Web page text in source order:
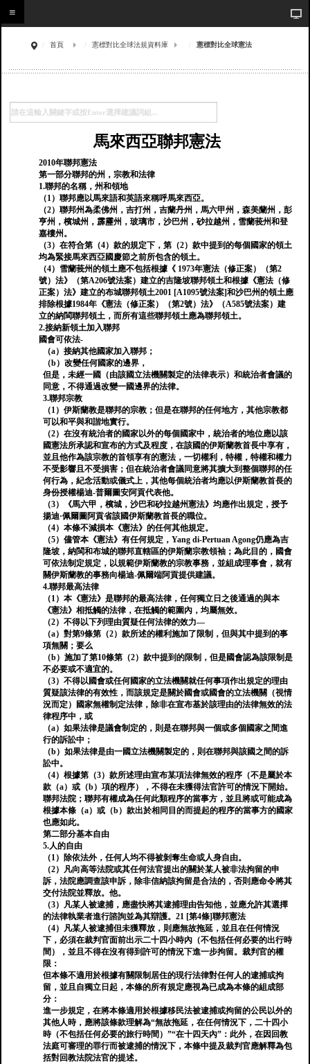
首頁 憲標對比全球法規資料庫 憲標對比全球憲法
馬來西亞聯邦憲法
2010年聯邦憲法
第一部分聯邦的州，宗教和法律
1.聯邦的名稱，州和領地
（1）聯邦應以馬來語和英語來稱呼馬來西亞。
（2）聯邦州為柔佛州，吉打州，吉蘭丹州，馬六甲州，森美蘭州，彭
亨州，檳城州，霹靂州，玻璃市，沙巴州，砂拉越州，雪蘭莪州和登
嘉樓州。
（3）在符合第（4）款的規定下，第（2）款中提到的每個國家的領土
均為緊接馬來西亞國慶節之前所包含的領土。
（4）雪蘭莪州的領土應不包括根據《 1973年憲法（修正案）（第2
號）法》（第A206號法案）建立的吉隆坡聯邦領土和根據《憲法（修
正案）法》建立的布城聯邦領土2001 [A1095號法案]和沙巴州的領土應
排除根據1984年《憲法（修正案）（第2號）法》（A585號法案）建
立的納閩聯邦領土，而所有這些聯邦領土應為聯邦領土。
2.接納新領土加入聯邦
國會可依法-
（a）接納其他國家加入聯邦；
（b）改變任何國家的邊界，
但是，未經一國（由該國立法機關製定的法律表示）和統治者會議的
同意，不得通過改變一國邊界的法律。
3.聯邦宗教
（1）伊斯蘭教是聯邦的宗教；但是在聯邦的任何地方，其他宗教都
可以和平與和諧地實行。
（2）在沒有統治者的國家以外的每個國家中，統治者的地位應以該
國憲法所承認和宣布的方式及程度，在該國的伊斯蘭教首長中享有，
並且他作為該宗教的首領享有的憲法，一切權利，特權，特權和權力
不受影響且不受損害；但在統治者會議同意將其擴大到整個聯邦的任
何行為，紀念活動或儀式上，其他每個統治者均應以伊斯蘭教首長的
身份授權楊迪-普爾圖安阿貢代表他。
（3）《馬六甲，檳城，沙巴和砂拉越州憲法》均應作出規定，授予
揚迪·佩爾圖阿貢省該國伊斯蘭教首長的職位。
（4）本條不減損本《憲法》的任何其他規定。
（5）儘管本《憲法》有任何規定，Yang di-Pertuan Agong仍應為吉
隆坡，納閩和布城的聯邦直轄區的伊斯蘭宗教領袖；為此目的，國會
可依法制定規定，以規範伊斯蘭教的宗教事務，並組成理事會，就有
關伊斯蘭教的事務向楊迪-佩爾端阿貢提供建議。
4.聯邦最高法律
（1）本《憲法》是聯邦的最高法律，任何獨立日之後通過的與本
《憲法》相抵觸的法律，在抵觸的範圍內，均屬無效。
（2）不得以下列理由質疑任何法律的效力—
（a）對第9條第（2）款所述的權利施加了限制，但與其中提到的事
項無關；要么
（b）施加了第10條第（2）款中提到的限制，但是國會認為該限制是
不必要或不適宜的。
（3）不得以國會或任何國家的立法機關就任何事項作出規定的理由
質疑該法律的有效性，而該規定是關於國會或國會的立法機關（視情
況而定）國家無權制定法律，除非在宣布基於該理由的法律無效的法
律程序中，或
（a）如果法律是議會制定的，則是在聯邦與一個或多個國家之間進
行的訴訟中；
（b）如果法律是由一國立法機關製定的，則在聯邦與該國之間的訴
訟中。
（4）根據第（3）款所述理由宣布某項法律無效的程序（不是屬於本
款（a）或（b）項的程序），不得在未獲得法官許可的情況下開始。
聯邦法院；聯邦有權成為任何此類程序的當事方，並且將或可能成為
根據本條（a）或（b）款出於相同目的而提起的程序的當事方的國家
也應如此。
第二部分基本自由
5.人的自由
（1）除依法外，任何人均不得被剝奪生命或人身自由。
（2）凡向高等法院或其任何法官提出的關於某人被非法拘留的申
訴，法院應調查該申訴，除非信納該拘留是合法的，否則應命令將其
交付法院並釋放。他。
（3）凡某人被逮捕，應盡快將其逮捕理由告知他，並應允許其選擇
的法律執業者進行諮詢並為其辯護。21 [第4條]聯邦憲法
（4）凡某人被逮捕但未獲釋放，則應無故拖延，並且在任何情況
下，必須在裁判官面前出示二十四小時內（不包括任何必要的出行時
間），並且不得在沒有得到許可的情況下進一步拘留。裁判官的權
限：
但本條不適用於根據有關限制居住的現行法律對任何人的逮捕或拘
留，並且自獨立日起，本條的所有規定應視為已成為本條的組成部
分：
進一步規定，在將本條適用於根據移民法被逮捕或拘留的公民以外的
其他人時，應將該條款理解為“無故拖延，在任何情況下，二十四小
時（不包括任何必要的旅行時間）”“在十四天內”：此外，在因回教
法庭可審理的罪行而被逮捕的情況下，本條中提及裁判官應解釋為包
括對回教法院法官的提述。